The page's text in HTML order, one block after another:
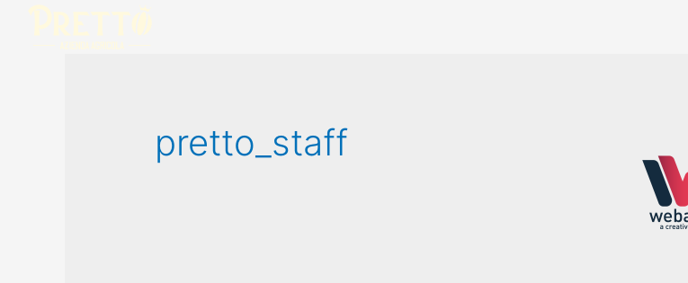
pretto_staff